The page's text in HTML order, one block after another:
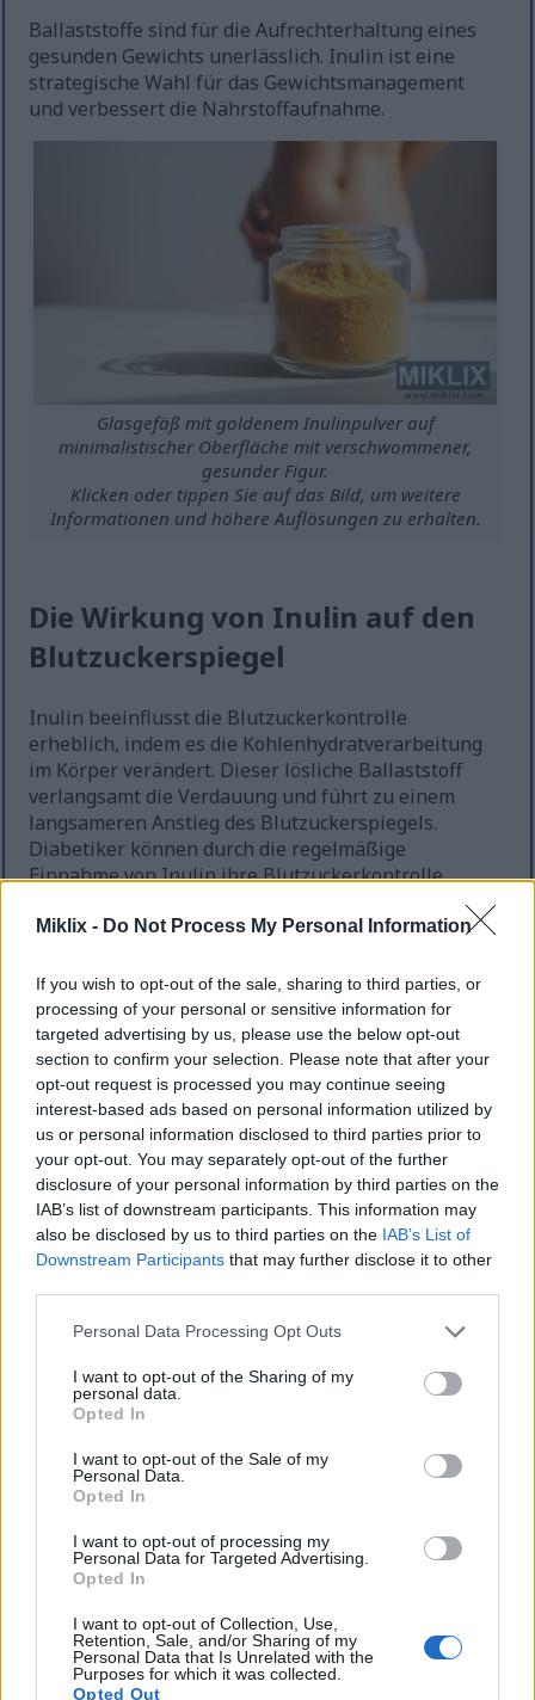
Miklix - Do Not Process My Personal Information
If you wish to opt-out of the sale, sharing to third parties, or
processing of your personal or sensitive information for
targeted advertising by us, please use the below opt-out
section to confirm your selection. Please note that after your
opt-out request is processed you may continue seeing
interest-based ads based on personal information utilized by
us or personal information disclosed to third parties prior to
your opt-out. You may separately opt-out of the further
disclosure of your personal information by third parties on the
IAB’s list of downstream participants. This information may
also be disclosed by us to third parties on the IAB’s List of
Downstream Participants that may further disclose it to other
Please note that this website/app uses one or more Google
not limited to your visit or usage behaviour. You may click to
grant or deny consent to Google and its third-party tags to
use your data for below specified purposes in below Google
consent section.
Personal Data Processing Opt Outs
I want to opt-out of the Sharing of my
personal data.
Opted In
I want to opt-out of the Sale of my
Personal Data.
Opted In
I want to opt-out of processing my
Personal Data for Targeted Advertising.
Opted In
I want to opt-out of Collection, Use,
Retention, Sale, and/or Sharing of my
Personal Data that Is Unrelated with the
Purposes for which it was collected.
Opted Out
Ballaststoffe sind für die Aufrechterhaltung eines
gesunden Gewichts unerlässlich. Inulin ist eine
strategische Wahl für das Gewichtsmanagement
und verbessert die Nährstoffaufnahme.
Glasgefäß mit goldenem Inulinpulver auf
minimalistischer Oberfläche mit verschwommener,
gesunder Figur.
Klicken oder tippen Sie auf das Bild, um weitere
Informationen und höhere Auflösungen zu erhalten.
Die Wirkung von Inulin auf den
Blutzuckerspiegel
Inulin beeinflusst die Blutzuckerkontrolle
erheblich, indem es die Kohlenhydratverarbeitung
im Körper verändert. Dieser lösliche Ballaststoff
verlangsamt die Verdauung und führt zu einem
langsameren Anstieg des Blutzuckerspiegels.
Diabetiker können durch die regelmäßige
Einnahme von Inulin ihre Blutzuckerkontrolle
Insulinempfindlichkeit bei Patienten mit Typ-2-
Diabetes erhöhen kann. Eine bessere
Insulinreaktion ist der Schlüssel zur
Aufrechterhaltung eines gesunden
Blutzuckerspiegels. Wie Studien belegen, kann die
Aufnahme von Inulin in die Ernährung dazu
beitragen, den Blutzuckerspiegel effektiv zu
regulieren.
Für alle, die ihren Blutzuckerspiegel kontrollieren
möchten, ist die Einnahme inulinreicher
Lebensmittel oder Nahrungsergänzungsmittel ein
Gesundheit. Für viele Menschen mit
Option.
Potentielle
Krebsrisikominderung
Erste Studien deuten auf einen vielversprechenden
reduzierten Krebsrisiko hin, insbesondere bei
Dickdarmkrebs. Forschungsergebnisse deuten
darauf hin, dass Inulin das Darmmilieu verbessern